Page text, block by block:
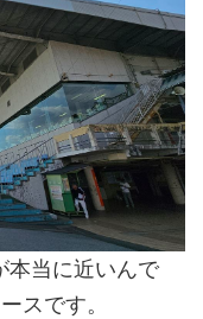
本当に近いんで
スです。